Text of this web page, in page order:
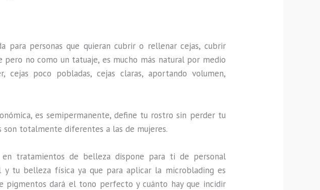
para personas que quierancubrir o rellenar cejas, cubrir
no como un tatuaje, es mucho más natural por medio
poco pobladas, cejas claras, aportando volumen,
es semipermanente, define tu rostro sin perder tu
son totalmente diferentes a las de mujeres.
tratamientos de belleza dispone para ti de personal
tu belleza física ya que para aplicar la microblading es
pigmentos dará el tono perfecto y cuánto hay que incidir